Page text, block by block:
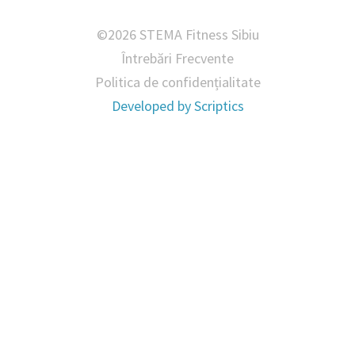
©2026 STEMA Fitness Sibiu
Întrebări Frecvente
Politica de confidențialitate
Developed byScriptics